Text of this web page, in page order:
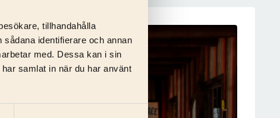
tillhandahålla
identifierare och annan
med. Dessa kan i sin
samlat in när du har använt